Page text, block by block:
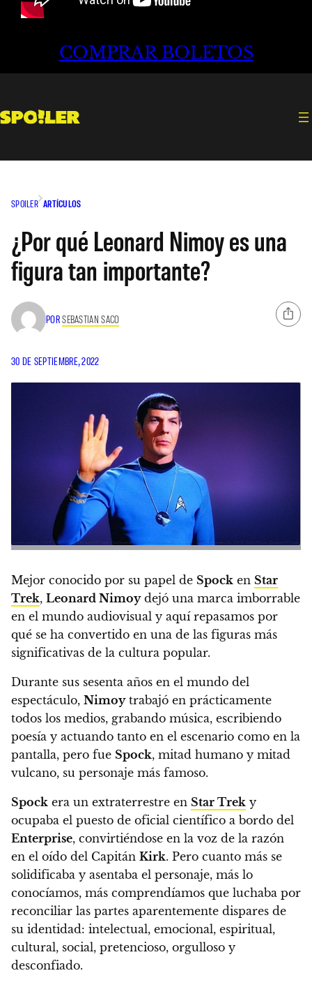
COMPRAR BOLETOS
SPOILER ARTÍCULOS
¿Por qué Leonard Nimoy es una
figura tan importante?
PORSEBASTIAN SACO
30 DE SEPTIEMBRE, 2022
Mejor conocido por su papel de Spock en Star
Trek, Leonard Nimoydejó una marca imborrable
en el mundo audiovisual y aquí repasamos por
qué se ha convertido en una de las figuras más
significativas de la cultura popular.
Durante sus sesenta años en el mundo del
espectáculo, Nimoytrabajó en prácticamente
todos los medios, grabando música, escribiendo
poesía y actuando tanto en el escenario como en la
pantalla, pero fue Spock, mitad humano y mitad
vulcano, su personaje más famoso.
Spock era un extraterrestre en Star Trek y
ocupaba el puesto de oficial científico a bordo del
Enterprise, convirtiéndose en la voz de la razón
en el oído del Capitán Kirk. Pero cuanto más se
solidificaba y asentaba el personaje, más lo
conocíamos, más comprendíamos que luchaba por
reconciliar las partes aparentemente dispares de
su identidad: intelectual, emocional, espiritual,
cultural, social, pretencioso, orgulloso y
desconfiado.